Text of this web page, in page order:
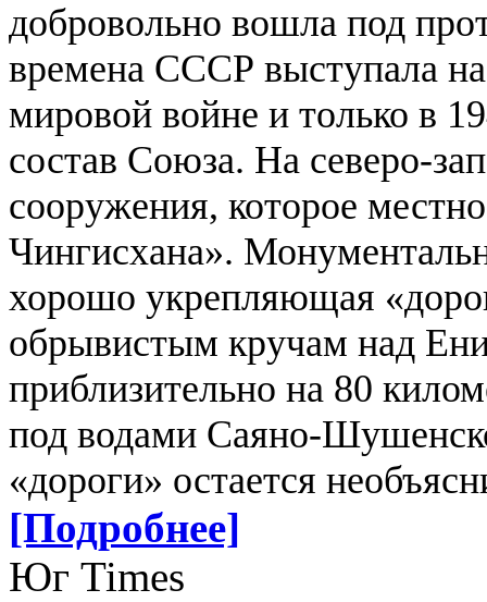
добровольно вошла под
времена СССР выступала
мировой войне и только в
состав Союза. На северо-
сооружения, которое
Чингисхана».
хорошо укрепляющая
обрывистым кручам над
приблизительно на 80
под водами Саяно-
«дороги» остается
[Подробнее]
Юг Times